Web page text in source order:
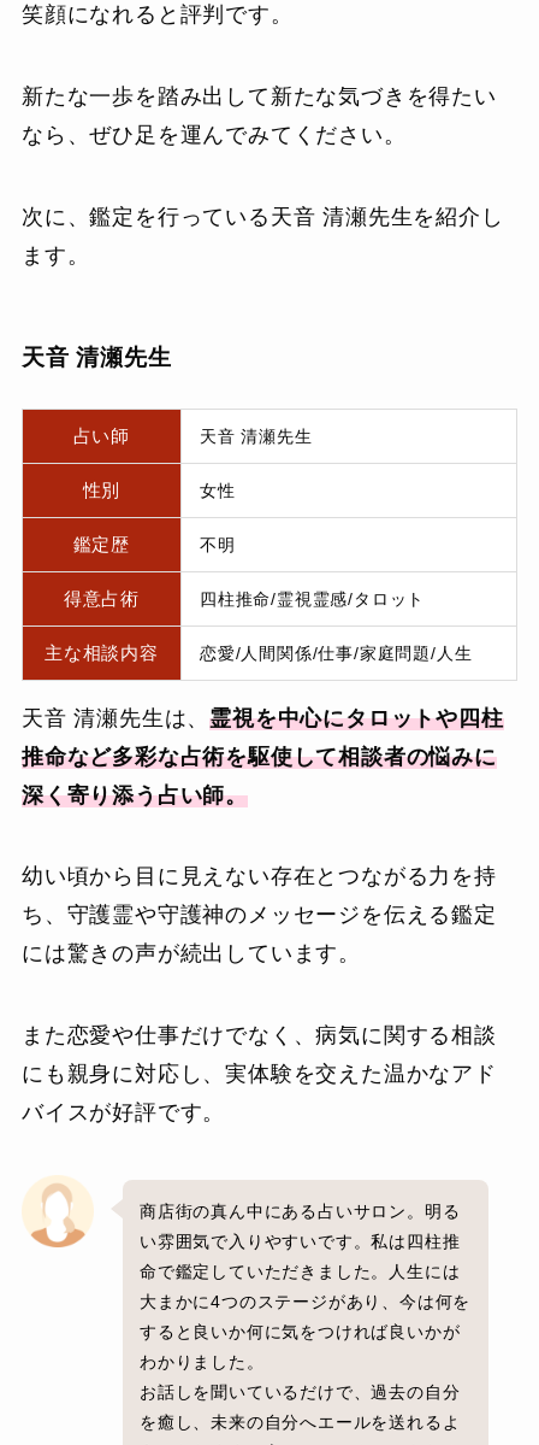
笑顔になれると評判です。
新たな一歩を踏み出して新たな気づきを得たい
なら、ぜひ足を運んでみてください。
次に、鑑定を行っている天音 清瀬先生を紹介し
ます。
天音 清瀬先生
占い師 天音 清瀬先生
性別 女性
鑑定歴 不明
得意占術 四柱推命/霊視霊感/タロット
主な相談内容 恋愛/人間関係/仕事/家庭問題/人生
天音 清瀬先生は、霊視を中心にタロットや四柱
推命など多彩な占術を駆使して相談者の悩みに
深く寄り添う占い師。
幼い頃から目に見えない存在とつながる力を持
ち、守護霊や守護神のメッセージを伝える鑑定
には驚きの声が続出しています。
また恋愛や仕事だけでなく、病気に関する相談
にも親身に対応し、実体験を交えた温かなアド
バイスが好評です。
商店街の真ん中にある占いサロン。明る
い雰囲気で入りやすいです。私は四柱推
命で鑑定していただきました。人生には
大まかに4つのステージがあり、今は何を
すると良いか何に気をつければ良いかが
わかりました。
お話しを聞いているだけで、過去の自分
を癒し、未来の自分へエールを送れるよ